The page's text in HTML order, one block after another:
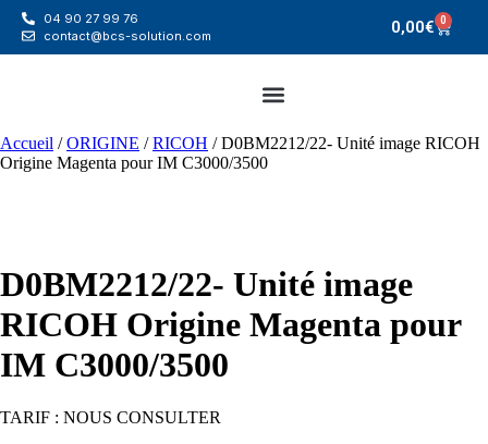
04 90 27 99 76
contact@bcs-solution.com
0,00€ 0
Accueil /ORIGINE /RICOH / D0BM2212/22- Unité image RICOH
Origine Magenta pour IM C3000/3500
D0BM2212/22- Unité image
RICOH Origine Magenta pour
IM C3000/3500
TARIF : NOUS CONSULTER